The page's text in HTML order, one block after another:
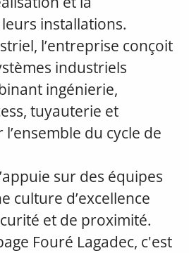
installations.
l’entreprise conçoit
industriels
ingénierie,
tuyauterie et
du cycle de
sur des équipes
culture d’excellence
et de proximité.
Fouré Lagadec, c'est